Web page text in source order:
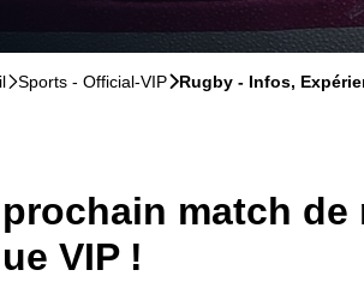
􀆊Sports - Official-VIP􀆊Rugby - Infos,
match de
VIP !